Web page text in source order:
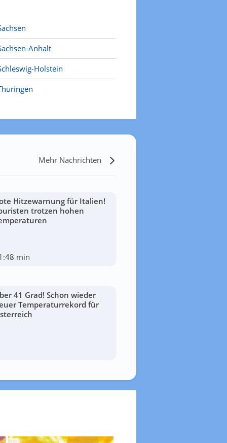
Anhalt
Holstein
Mehr Nachrichten
Hitzewarnung für Italien!
trotzen hohen
min
41 Grad! Schon wieder
Temperaturrekord für